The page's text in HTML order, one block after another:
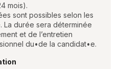
mois).
sont possibles selon les
La durée sera déterminée
et de l’entretien
du•de la candidat•e.